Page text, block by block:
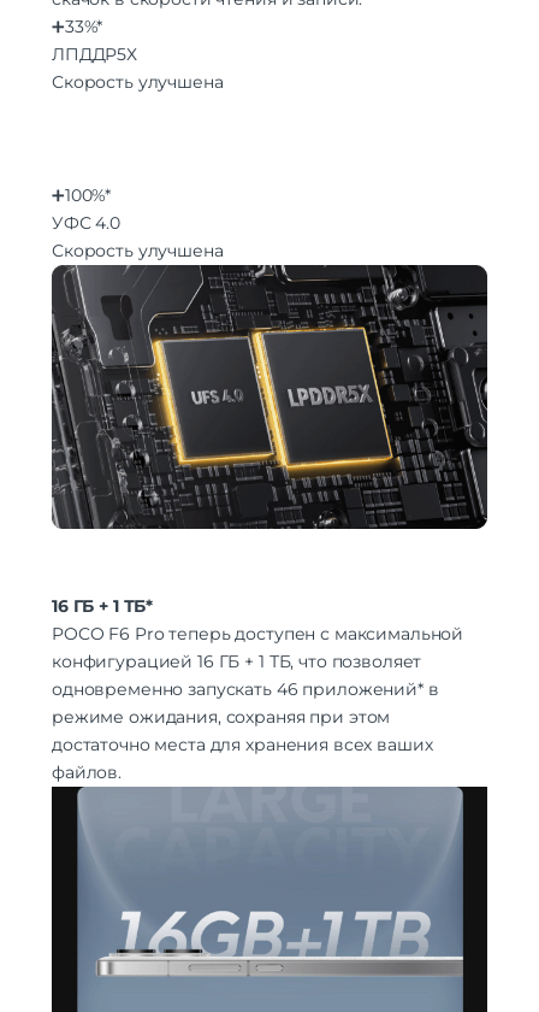
➕33%*
ЛПДДР5Х
Скорость улучшена
➕100%*
УФС 4.0
Скорость улучшена
16 ГБ + 1 ТБ*
POCO F6 Pro теперь доступен с максимальной
конфигурацией 16 ГБ + 1 ТБ, что позволяет
одновременно запускать 46 приложений* в
режиме ожидания, сохраняя при этом
достаточно места для хранения всех ваших
файлов.